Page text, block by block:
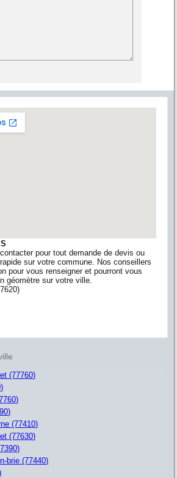
pour tout demande de devis ou
sur votre commune. Nos conseillers
pour vous renseigner et pourront vous
géomètre sur votre ville.
)
(77760)
(77410)
(77630)
brie (77440)